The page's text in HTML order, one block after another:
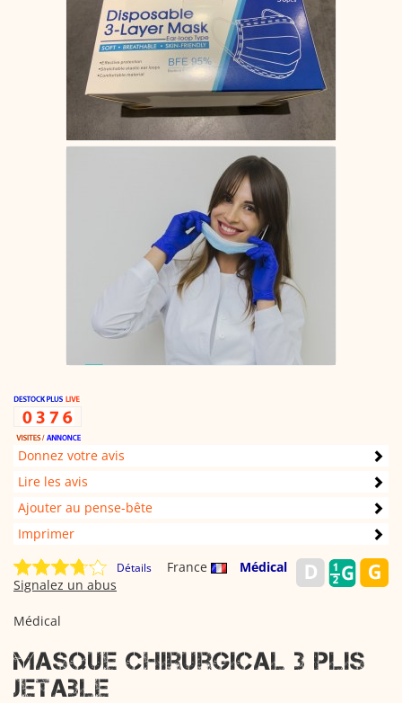
Donnez votre avis
Lire les avis
Ajouter au pense-bête
Imprimer
Détails France
Médical
Signalez un abus
Médical
Masque chirurgical 3 plis
jetable